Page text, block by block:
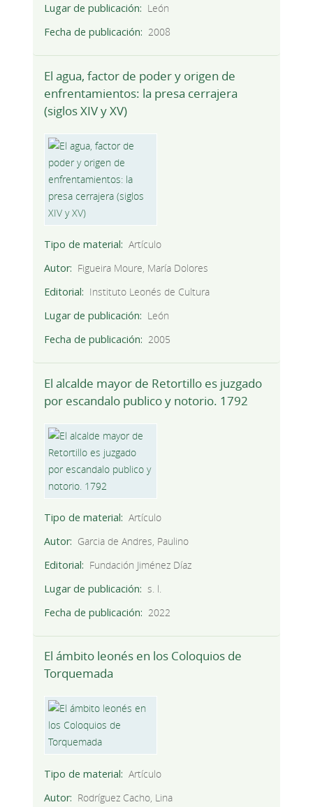
Lugar de publicación
León
Fecha de publicación
2008
El agua, factor de poder y origen de
enfrentamientos: la presa cerrajera
(siglos XIV y XV)
Tipo de material
Artículo
Autor
Figueira Moure, María Dolores
Editorial
Instituto Leonés de Cultura
Lugar de publicación
León
Fecha de publicación
2005
El alcalde mayor de Retortillo es juzgado
por escandalo publico y notorio. 1792
Tipo de material
Artículo
Autor
Garcia de Andres, Paulino
Editorial
Fundación Jiménez Díaz
Lugar de publicación
s. l.
Fecha de publicación
2022
El ámbito leonés en los Coloquios de
Torquemada
Tipo de material
Artículo
Autor
Rodríguez Cacho, Lina